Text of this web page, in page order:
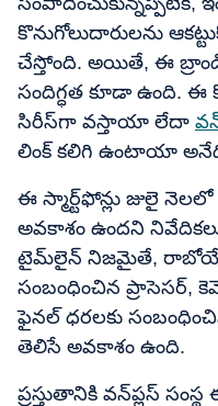
కొనుగోలుదారులను
చేస్తోంది. అయితే, ఈ
సందిగ్ధత కూడా ఉంది. ఈ
సిరీస్‌గా వస్తాయా లేదా
లింక్ కలిగి ఉంటాయా
ఈ స్మార్ట్‌ఫోన్లు జులై
అవకాశం ఉందని
టైమ్‌లైన్ నిజమైతే, రాబోయే
సంబంధించిన ప్రాసెసర్,
ఫైనల్ ధరలకు
తెలిసే అవకాశం ఉంది.
ప్రస్తుతానికి వన్‌ప్లస్